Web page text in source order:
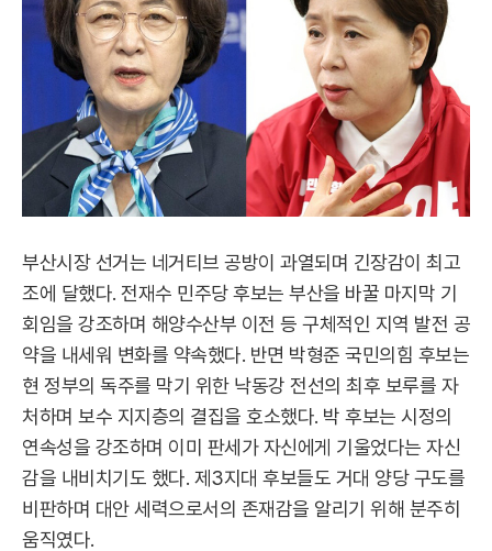
부산시장 선거는 네거티브 공방이 과열되며 긴장감이 최고
조에 달했다. 전재수 민주당 후보는 부산을 바꿀 마지막 기
회임을 강조하며 해양수산부 이전 등 구체적인 지역 발전 공
약을 내세워 변화를 약속했다. 반면 박형준 국민의힘 후보는
현 정부의 독주를 막기 위한 낙동강 전선의 최후 보루를 자
처하며 보수 지지층의 결집을 호소했다. 박 후보는 시정의
연속성을 강조하며 이미 판세가 자신에게 기울었다는 자신
감을 내비치기도 했다. 제3지대 후보들도 거대 양당 구도를
비판하며 대안 세력으로서의 존재감을 알리기 위해 분주히
움직였다.